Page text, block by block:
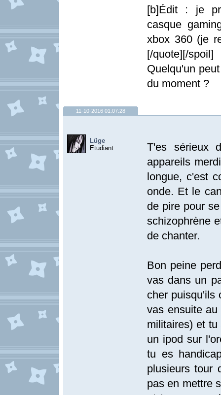
[b]Édit : je
casque
xbox 360 (je
[/quote][/spoil]
Quelqu'un
du moment ?
11-10-2016 01:07:28
Lüge
Etudiant
T'es sérieux
appareils
longue, c'est
onde. Et le
de pire pour
schizophrène
de chanter.
Bon peine
vas dans un
cher puisqu'ils
vas ensuite
militaires) et
un ipod sur
tu es
plusieurs tour
pas en mettre